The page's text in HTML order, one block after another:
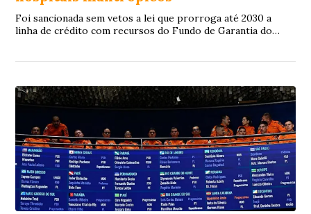
Foi sancionada sem vetos a lei que prorroga até 2030 a
linha de crédito com recursos do Fundo de Garantia do